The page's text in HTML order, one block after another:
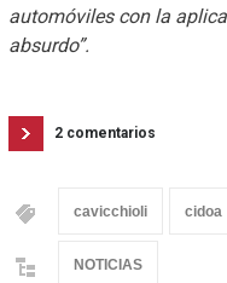
automóviles con la
absurdo”.
2 comentarios
cavicchioli cidoa
NOTICIAS